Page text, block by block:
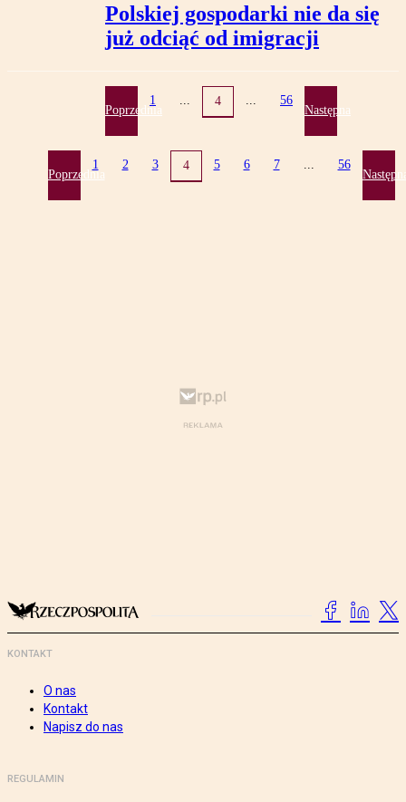
Polskiej gospodarki nie da się
już odciąć od imigracji
Poprzednia
1 4 56
Następna
Poprzednia
1 2 3 4 5 6 7 56
KONTAKT
O nas
Kontakt
Napisz do nas
REGULAMIN